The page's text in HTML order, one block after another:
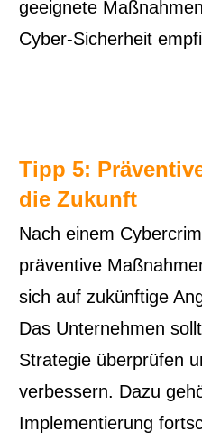
geeignete
Cyber-Sicherheit
Tipp 5:
die Zukunft
Nach einem
präventive
sich auf zukünftige
Das Unternehmen
Strategie überprüfen
verbessern. Dazu
Implementierung